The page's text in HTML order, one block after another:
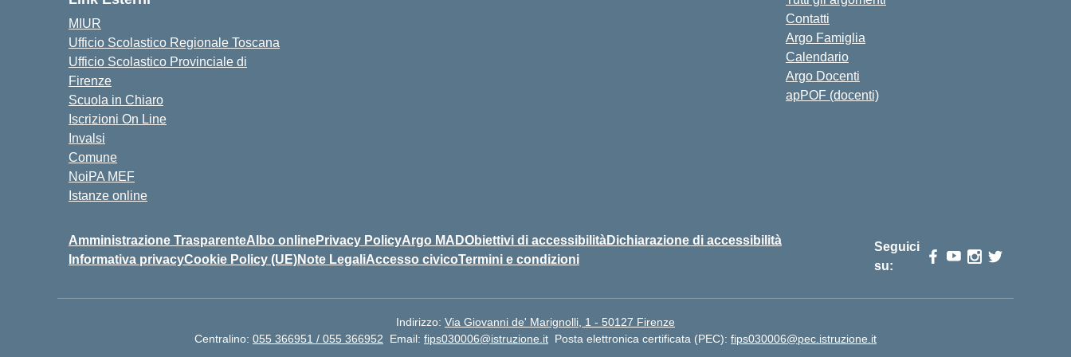
MIUR
Ufficio Scolastico Regionale Toscana
Ufficio Scolastico Provinciale di
Firenze
Scuola in Chiaro
Iscrizioni On Line
Invalsi
Comune
NoiPA MEF
Istanze online
Contatti
Argo Famiglia
Calendario
Argo Docenti
apPOF (docenti)
Amministrazione TrasparenteAlbo onlinePrivacy PolicyArgo MADObiettivi di accessibilitàDichiarazione di accessibilità
Informativa privacyCookie Policy (UE)Note LegaliAccesso civicoTermini e condizioni
Seguici
su:
Indirizzo: Via Giovanni de' Marignolli, 1 - 50127 Firenze
Centralino: 055 366951 / 055 366952 Email: fips030006@istruzione.it Posta elettronica certificata (PEC): fips030006@pec.istruzione.it